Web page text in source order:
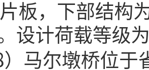
片板，下部结构
设计荷载等级
）马尔墩桥位于